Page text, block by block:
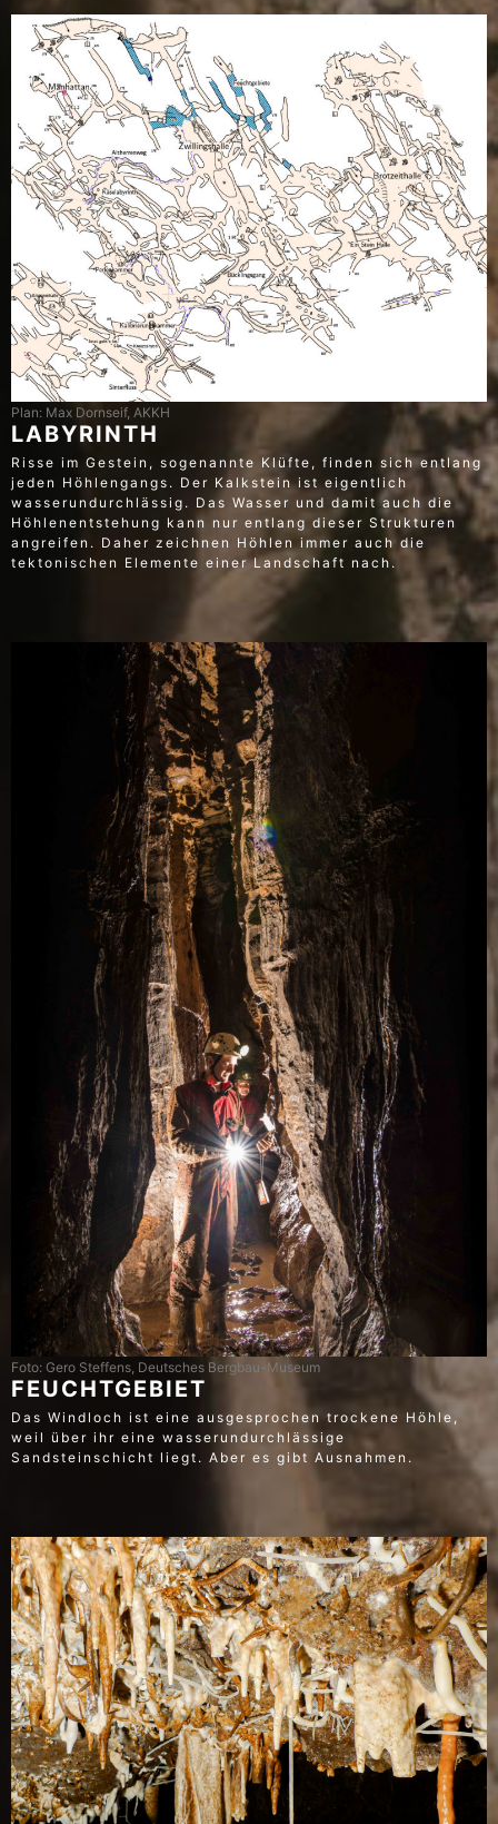
Plan: Max Dornseif, AKKH
LABYRINTH
Risse im Gestein, sogenannte Klüfte, finden sich entlang
jeden Höhlengangs. Der Kalkstein ist eigentlich
wasserundurchlässig. Das Wasser und damit auch die
Höhlenentstehung kann nur entlang dieser Strukturen
angreifen. Daher zeichnen Höhlen immer auch die
tektonischen Elemente einer Landschaft nach.
Foto: Gero Steffens, Deutsches Bergbau-Museum
FEUCHTGEBIET
Das Windloch ist eine ausgesprochen trockene Höhle,
weil über ihr eine wasserundurchlässige
Sandsteinschicht liegt. Aber es gibt Ausnahmen.